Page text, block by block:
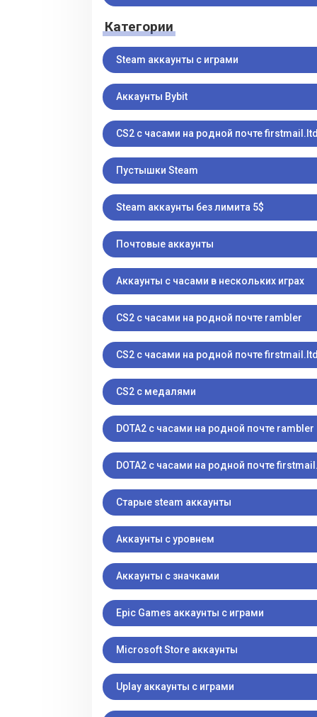
Категории
Steam аккаунты с играми
Аккаунты Bybit
CS2 с часами на родной почте
Пустышки Steam
Steam аккаунты без лимита 5$
Почтовые аккаунты
Аккаунты с часами в нескольких играх
CS2 с часами на родной почте rambler
CS2 с часами на родной почте
CS2 с медалями
DOTA2 с часами на родной почте rambler
DOTA2 с часами на родной почте
Старые steam аккаунты
Аккаунты с уровнем
Аккаунты с значками
Epic Games аккаунты с играми
Microsoft Store аккаунты
Uplay аккаунты с играми